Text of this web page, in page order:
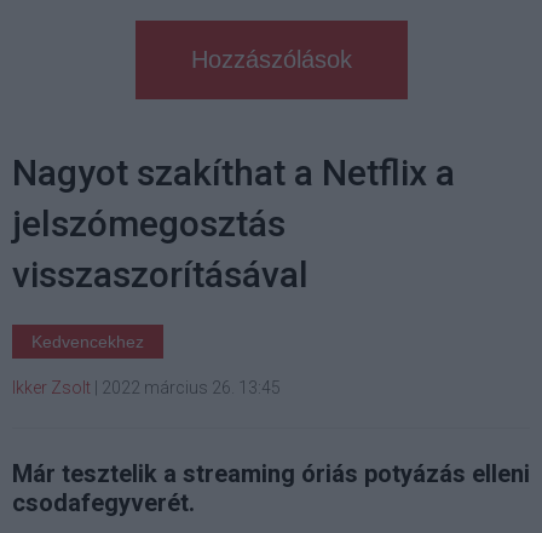
Hozzászólások
Nagyot szakíthat a Netflix a
jelszómegosztás
visszaszorításával
Kedvencekhez
Ikker Zsolt 2022 március 26. 13:45
Már tesztelik a streaming óriás potyázás elleni
csodafegyverét.